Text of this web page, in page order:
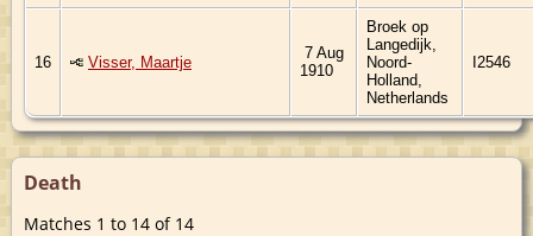
16 Visser, Maartje
7 Aug
1910
Broek op
Langedijk,
Noord-
Holland,
Netherlands
I2546
Death
Matches 1 to 14 of 14